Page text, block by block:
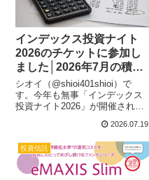
インデックス投資ナイト
2026のチケットに参加し
ました│2026年7月の積立
投資を実行しました
シオイ（@shioi401shioi）で
す。今年も無事「インデックス
投資ナイト2026」が開催されて
相場は大きく下落が続いている
ようですね。そんな状況でもい
つもの通り淡々と積み立ててい
くだけなので特段方針にブレ
は...
2026.07.19
投資信託